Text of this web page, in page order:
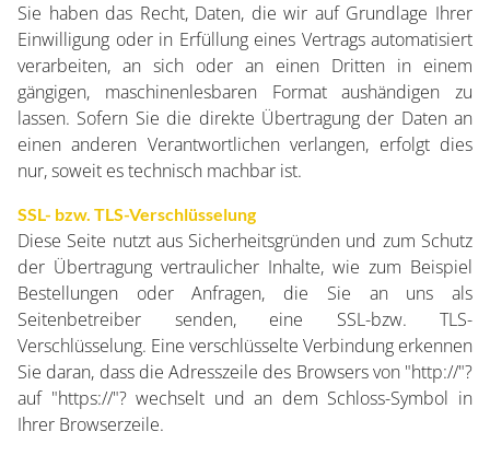
Sie haben das Recht, Daten, die wir auf Grundlage Ihrer
Einwilligung oder in Erfüllung eines Vertrags automatisiert
verarbeiten, an sich oder an einen Dritten in einem
gängigen, maschinenlesbaren Format aushändigen zu
lassen. Sofern Sie die direkte Übertragung der Daten an
einen anderen Verantwortlichen verlangen, erfolgt dies
nur, soweit es technisch machbar ist.
SSL- bzw. TLS-Verschlüsselung
Diese Seite nutzt aus Sicherheitsgründen und zum Schutz
der Übertragung vertraulicher Inhalte, wie zum Beispiel
Bestellungen oder Anfragen, die Sie an uns als
Seitenbetreiber senden, eine SSL-bzw. TLS-
Verschlüsselung. Eine verschlüsselte Verbindung erkennen
Sie daran, dass die Adresszeile des Browsers von "http://"?
auf "https://"? wechselt und an dem Schloss-Symbol in
Ihrer Browserzeile.